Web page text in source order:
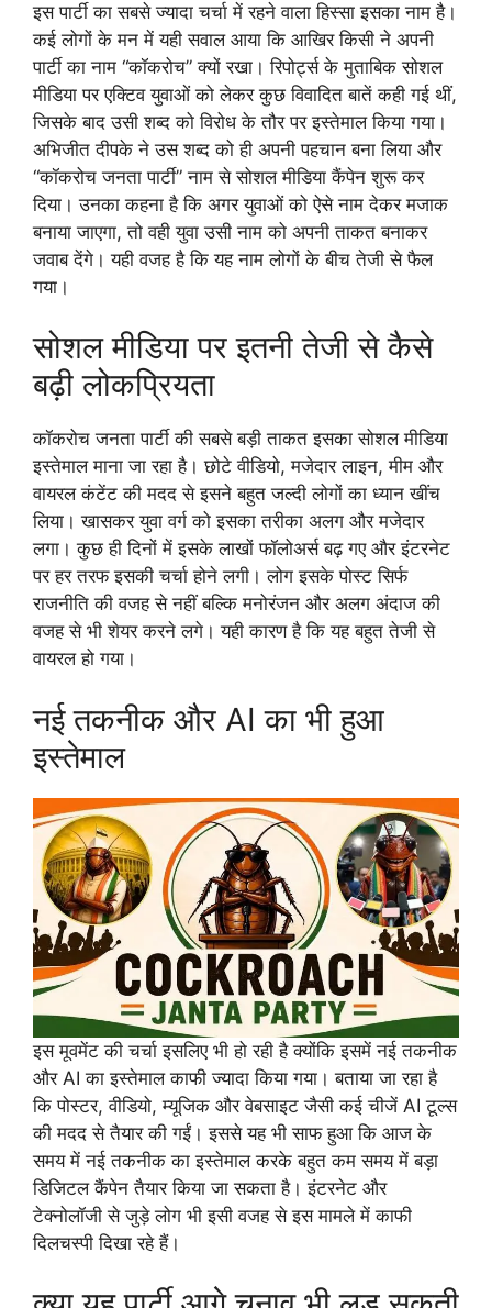
इस पार्टी का सबसे ज्यादा चर्चा में रहने वाला हिस्सा इसका नाम है।
कई लोगों के मन में यही सवाल आया कि आखिर किसी ने अपनी
पार्टी का नाम “कॉकरोच” क्यों रखा। रिपोर्ट्स के मुताबिक सोशल
मीडिया पर एक्टिव युवाओं को लेकर कुछ विवादित बातें कही गई थीं,
जिसके बाद उसी शब्द को विरोध के तौर पर इस्तेमाल किया गया।
अभिजीत दीपके ने उस शब्द को ही अपनी पहचान बना लिया और
“कॉकरोच जनता पार्टी” नाम से सोशल मीडिया कैंपेन शुरू कर
दिया। उनका कहना है कि अगर युवाओं को ऐसे नाम देकर मजाक
बनाया जाएगा, तो वही युवा उसी नाम को अपनी ताकत बनाकर
जवाब देंगे। यही वजह है कि यह नाम लोगों के बीच तेजी से फैल
गया।
सोशल मीडिया पर इतनी तेजी से कैसे
बढ़ी लोकप्रियता
कॉकरोच जनता पार्टी की सबसे बड़ी ताकत इसका सोशल मीडिया
इस्तेमाल माना जा रहा है। छोटे वीडियो, मजेदार लाइन, मीम और
वायरल कंटेंट की मदद से इसने बहुत जल्दी लोगों का ध्यान खींच
लिया। खासकर युवा वर्ग को इसका तरीका अलग और मजेदार
लगा। कुछ ही दिनों में इसके लाखों फॉलोअर्स बढ़ गए और इंटरनेट
पर हर तरफ इसकी चर्चा होने लगी। लोग इसके पोस्ट सिर्फ
राजनीति की वजह से नहीं बल्कि मनोरंजन और अलग अंदाज की
वजह से भी शेयर करने लगे। यही कारण है कि यह बहुत तेजी से
वायरल हो गया।
नई तकनीक और AI का भी हुआ
इस्तेमाल
इस मूवमेंट की चर्चा इसलिए भी हो रही है क्योंकि इसमें नई तकनीक
और AI का इस्तेमाल काफी ज्यादा किया गया। बताया जा रहा है
कि पोस्टर, वीडियो, म्यूजिक और वेबसाइट जैसी कई चीजें AI टूल्स
की मदद से तैयार की गईं। इससे यह भी साफ हुआ कि आज के
समय में नई तकनीक का इस्तेमाल करके बहुत कम समय में बड़ा
डिजिटल कैंपेन तैयार किया जा सकता है। इंटरनेट और
टेक्नोलॉजी से जुड़े लोग भी इसी वजह से इस मामले में काफी
दिलचस्पी दिखा रहे हैं।